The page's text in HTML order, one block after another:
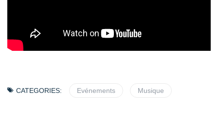
CATEGORIES: Evénements Musique